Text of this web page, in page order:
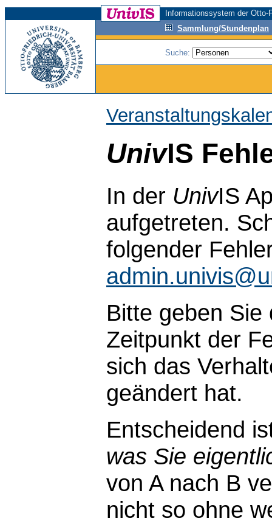
Informationssystem der
Sammlung/Stundenplan
Suche:
UnivIS
In der UnivIS
aufgetreten.
folgender
Bitte geben
Zeitpunkt der
sich das
geändert hat.
Entscheidend
was Sie
von A nach B
nicht so ohne